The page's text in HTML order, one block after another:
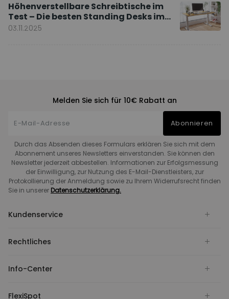
Höhenverstellbare Schreibtische im
Test – Die besten Standing Desks im
Vergleich
03.11.2025
Melden Sie sich für 10€ Rabatt an
Abonnieren
Durch das Absenden dieses Formulars erklären Sie sich mit dem
Abonnement unseres Newsletters einverstanden. Sie können den
Newsletter jederzeit abbestellen. Informationen zur Erfolgsmessung
der Einwilligung, zur Nutzung des E-Mail-Dienstleisters, zur
Protokollierung der Anmeldung sowie zu Ihrem Widerrufsrecht finden
Sie in unserer Datenschutzerklärung.
Kundenservice
Rechtliches
Info-Center
FlexiSpot